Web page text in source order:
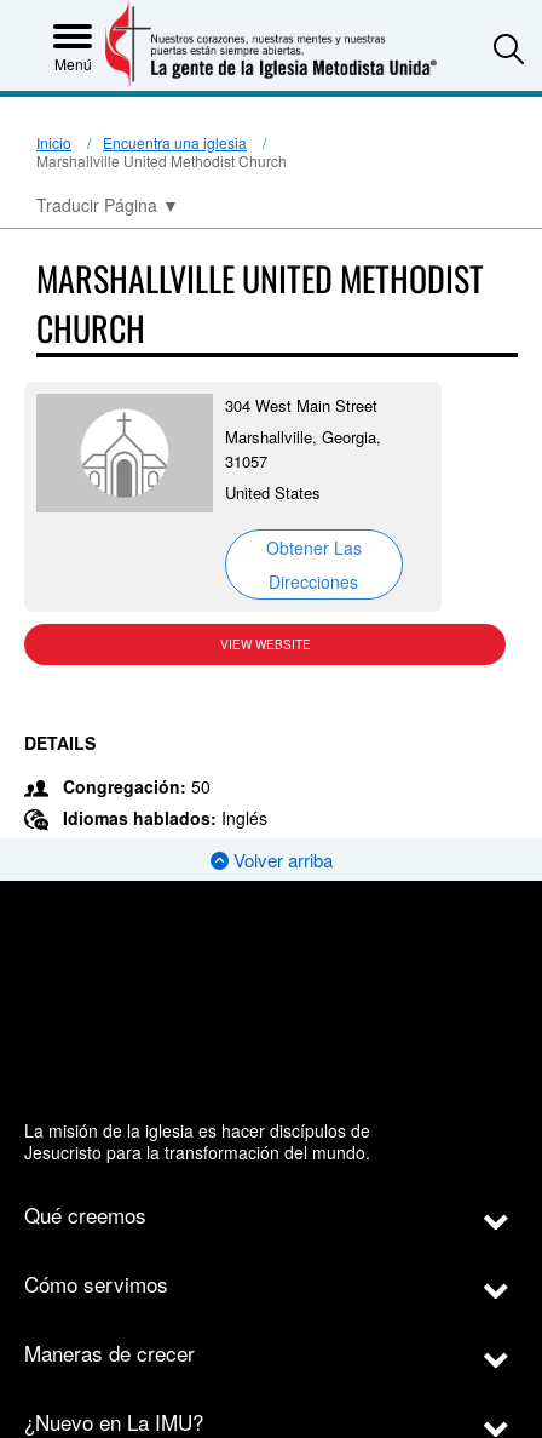
Menú
Inicio
Encuentra una iglesia
Marshallville United Methodist Church
Traducir Página ▼
MARSHALLVILLE UNITED METHODIST
CHURCH
304 West Main Street
Marshallville, Georgia,
31057
United States
Obtener Las
Direcciones
VIEW WEBSITE
DETAILS
Congregación: 50
Idiomas hablados: Inglés
Volver arriba
La misión de la iglesia es hacer discípulos de
Jesucristo para la transformación del mundo.
Qué creemos
Cómo servimos
Maneras de crecer
¿Nuevo en La IMU?